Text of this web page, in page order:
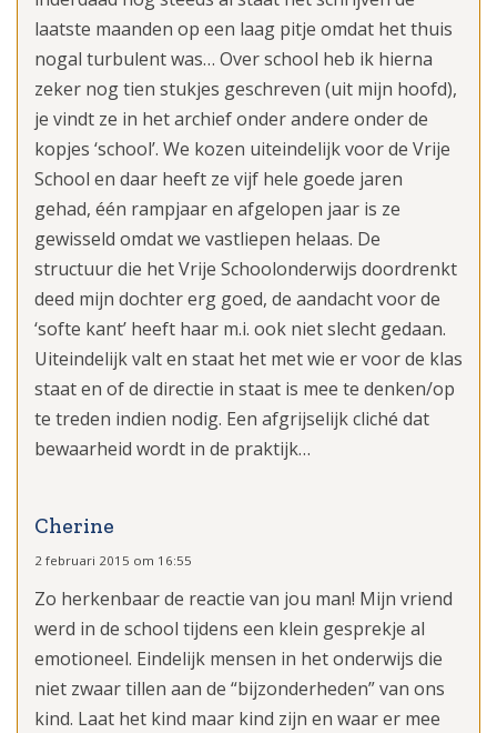
laatste maanden op een laag pitje omdat het thuis
nogal turbulent was… Over school heb ik hierna
zeker nog tien stukjes geschreven (uit mijn hoofd),
je vindt ze in het archief onder andere onder de
kopjes ‘school’. We kozen uiteindelijk voor de Vrije
School en daar heeft ze vijf hele goede jaren
gehad, één rampjaar en afgelopen jaar is ze
gewisseld omdat we vastliepen helaas. De
structuur die het Vrije Schoolonderwijs doordrenkt
deed mijn dochter erg goed, de aandacht voor de
‘softe kant’ heeft haar m.i. ook niet slecht gedaan.
Uiteindelijk valt en staat het met wie er voor de klas
staat en of de directie in staat is mee te denken/op
te treden indien nodig. Een afgrijselijk cliché dat
bewaarheid wordt in de praktijk…
Cherine
2 februari 2015 om 16:55
Zo herkenbaar de reactie van jou man! Mijn vriend
werd in de school tijdens een klein gesprekje al
emotioneel. Eindelijk mensen in het onderwijs die
niet zwaar tillen aan de “bijzonderheden” van ons
kind. Laat het kind maar kind zijn en waar er mee